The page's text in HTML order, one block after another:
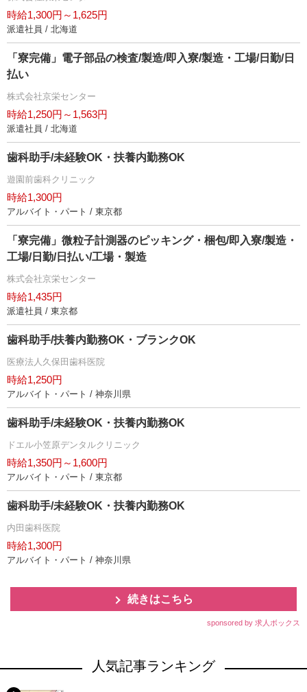
時給1,300円～1,625円
派遣社員 / 北海道
「寮完備」電子部品の検査/製造/即入寮/製造・工場/日勤/日
払い
株式会社京栄センター
時給1,250円～1,563円
派遣社員 / 北海道
歯科助手/未経験OK・扶養内勤務OK
遊園前歯科クリニック
時給1,300円
アルバイト・パート / 東京都
「寮完備」微粒子計測器のピッキング・梱包/即入寮/製造・
工場/日勤/日払い/工場・製造
株式会社京栄センター
時給1,435円
派遣社員 / 東京都
歯科助手/扶養内勤務OK・ブランクOK
医療法人久保田歯科医院
時給1,250円
アルバイト・パート / 神奈川県
歯科助手/未経験OK・扶養内勤務OK
ドエル小笠原デンタルクリニック
時給1,350円～1,600円
アルバイト・パート / 東京都
歯科助手/未経験OK・扶養内勤務OK
内田歯科医院
時給1,300円
アルバイト・パート / 神奈川県
続きはこちら
sponsored by 求人ボックス
人気記事ランキング